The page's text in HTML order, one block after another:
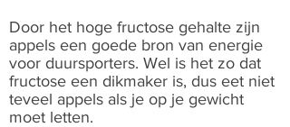
Door het hoge fructose gehalte zijn
appels een goede bron van energie
voor duursporters. Wel is het zo dat
fructose een dikmaker is, dus eet niet
teveel appels als je op je gewicht
moet letten.